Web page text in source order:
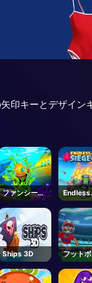
印キーとデザイン
ファンシーダ
イバー
Endless
Siege
Ships 3D
フット
キック